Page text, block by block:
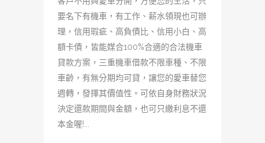
要名下有機車，有工作、薪水領現也可辦
理，信用瑕疵、高負債比、信用小白、高
額卡債，皆能媒合100%合適的合法機車
貸款方案，三重機車借款不限車種、不限
車齡，有無分期均可貸，讓您的愛車替您
週轉，發揮其價值性。可依自身財務狀況
決定還款期間與金額，也可只繳利息不還
本金喔!...